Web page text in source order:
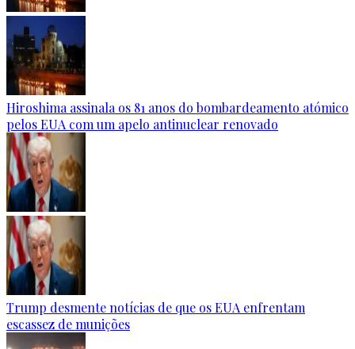
Hiroshima assinala os 81 anos do bombardeamento atómico
pelos EUA com um apelo antinuclear renovado
Trump desmente notícias de que os EUA enfrentam
escassez de munições